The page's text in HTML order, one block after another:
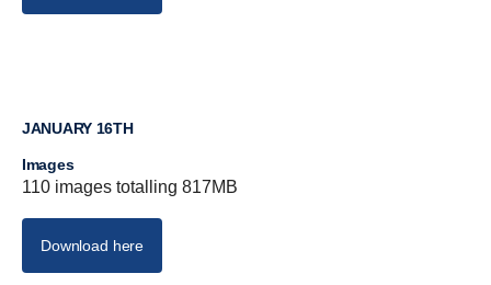
JANUARY 16TH
Images
110 images totalling 817MB
Download here